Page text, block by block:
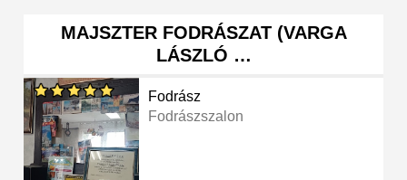
MAJSZTER FODRÁSZAT (VARGA
LÁSZLÓ …
Fodrász
Fodrászszalon